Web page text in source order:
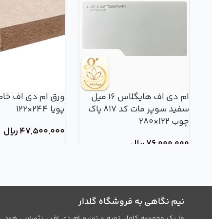
ام دی اف هایگلاس 16 میل
سفید سوپر مات کد 817 پاک
چوب 122×280
76,000,000ریال
پویا 244×122
47,500,000ریال
نیم نگاهی به فروشگاه گلدار